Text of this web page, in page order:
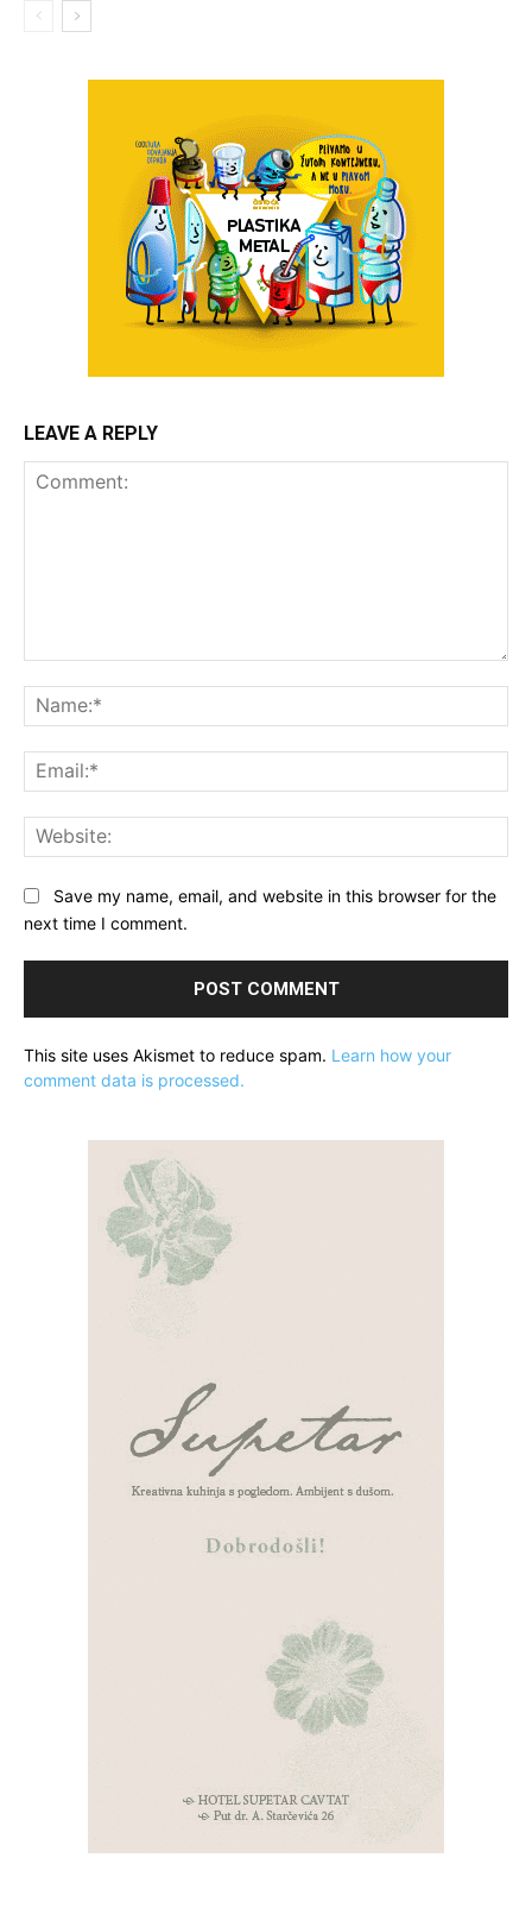
LEAVE A REPLY
Save my name, email, and website in this browser for the
next time I comment.
This site uses Akismet to reduce spam. Learn how your
comment data is processed.